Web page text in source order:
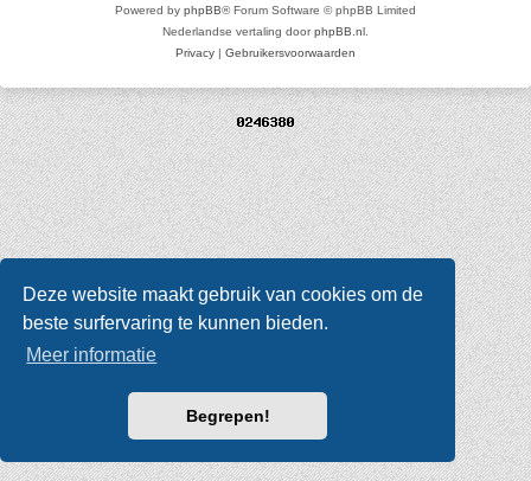
Deze website maakt gebruik van cookies om de
beste surfervaring te kunnen bieden.
Meer informatie
Begrepen!
Powered by phpBB® Forum Software © phpBB Limited
Nederlandse vertaling doorphpBB.nl
Privacy | Gebruikersvoorwaarden